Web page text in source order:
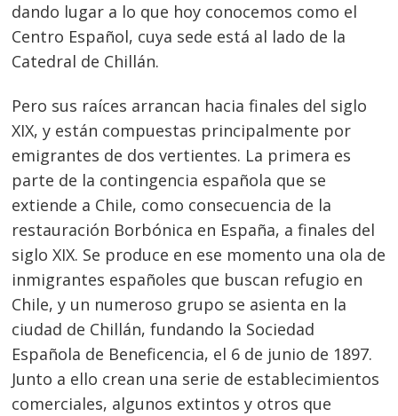
dando lugar a lo que hoy conocemos como el
Centro Español, cuya sede está al lado de la
Catedral de Chillán.
Pero sus raíces arrancan hacia finales del siglo
XIX, y están compuestas principalmente por
emigrantes de dos vertientes. La primera es
parte de la contingencia española que se
extiende a Chile, como consecuencia de la
restauración Borbónica en España, a finales del
siglo XIX. Se produce en ese momento una ola de
inmigrantes españoles que buscan refugio en
Chile, y un numeroso grupo se asienta en la
ciudad de Chillán, fundando la Sociedad
Española de Beneficencia, el 6 de junio de 1897.
Junto a ello crean una serie de establecimientos
comerciales, algunos extintos y otros que